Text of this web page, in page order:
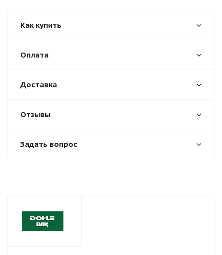
Как купить
Оплата
Доставка
Отзывы
Задать вопрос